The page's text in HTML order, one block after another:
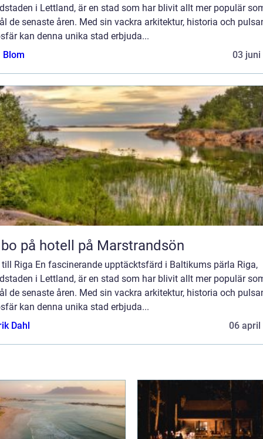
i Lettland, är en stad som har blivit allt mer populär
de senaste åren. Med sin vackra arkitektur, historia och
kan denna unika stad erbjuda...
Blom
03 juni
på hotell på Marstrandsön
till Riga En fascinerande upptäcktsfärd i Baltikums pärla Riga,
i Lettland, är en stad som har blivit allt mer populär
de senaste åren. Med sin vackra arkitektur, historia och
kan denna unika stad erbjuda...
Dahl
06 april